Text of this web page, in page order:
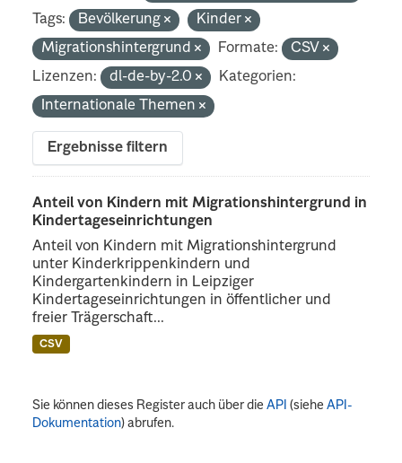
Tags:
Bevölkerung
Kinder
Migrationshintergrund
Formate:
CSV
Lizenzen:
dl-de-by-2.0
Kategorien:
Internationale Themen
Ergebnisse filtern
Anteil von Kindern mit Migrationshintergrund in
Kindertageseinrichtungen
Anteil von Kindern mit Migrationshintergrund
unter Kinderkrippenkindern und
Kindergartenkindern in Leipziger
Kindertageseinrichtungen in öffentlicher und
freier Trägerschaft...
CSV
Sie können dieses Register auch über dieAPI (sieheAPI-
Dokumentation) abrufen.